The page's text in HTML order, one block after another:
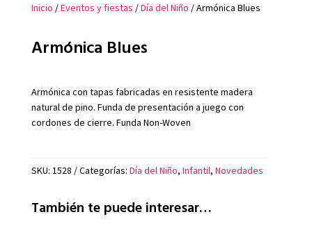
Inicio /Eventos y fiestas /Día del Niño / Armónica Blues
Armónica Blues
Armónica con tapas fabricadas en resistente madera
natural de pino. Funda de presentación a juego con
cordones de cierre. Funda Non-Woven
SKU: 1528 Categorías: Día del Niño, Infantil, Novedades
También te puede interesar…